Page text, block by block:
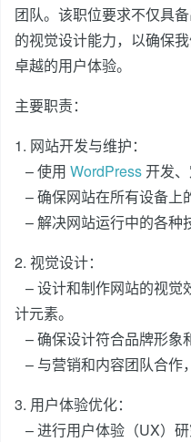
团队。该职位要求不仅具
的视觉设计能力，以确保
卓越的用户体验。
主要职责：
1. 网站开发与维护：
– 使用 WordPress开发
– 确保网站在所有设备上
– 解决网站运行中的各种
2. 视觉设计：
– 设计和制作网站的视觉
计元素。
– 确保设计符合品牌形象
– 与营销和内容团队合作
3. 用户体验优化：
– 进行用户体验（UX）